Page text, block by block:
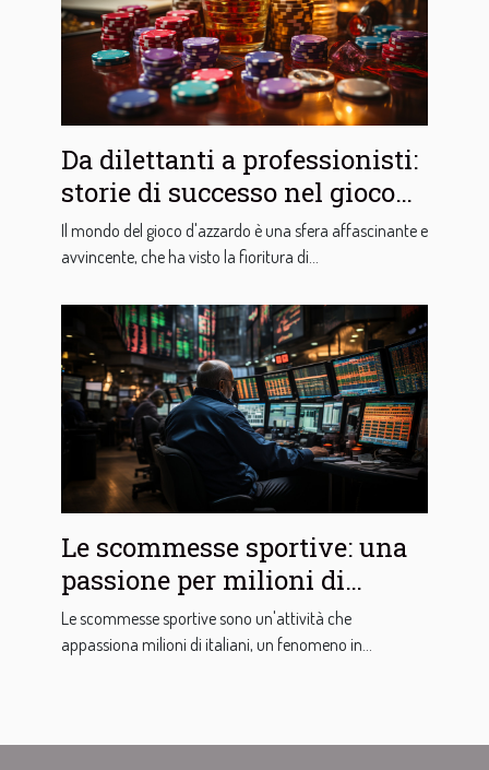
Da dilettanti a professionisti:
storie di successo nel gioco
d'azzardo
Il mondo del gioco d'azzardo è una sfera affascinante e
avvincente, che ha visto la fioritura di...
Le scommesse sportive: una
passione per milioni di
italiani
Le scommesse sportive sono un'attività che
appassiona milioni di italiani, un fenomeno in...